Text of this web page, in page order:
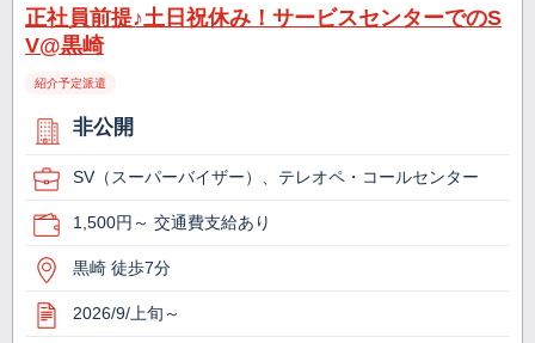
正社員前提♪土日祝休み！サービスセンターでのS
V@黒崎
紹介予定派遣
非公開
SV（スーパーバイザー）、テレオペ・コールセンター
1,500円～ 交通費支給あり
黒崎 徒歩7分
2026/9/上旬～